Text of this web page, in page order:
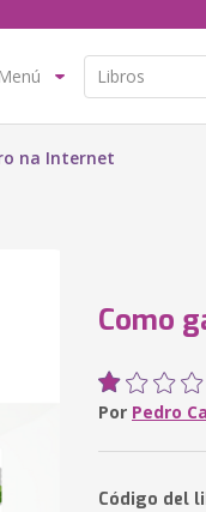
Menú
na Internet
Como
Por Pedro
Código del